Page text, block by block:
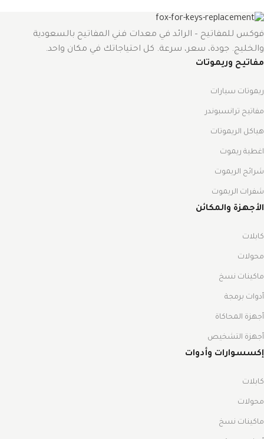
فوكس للمفاتيح – الرائد في معدات فني المفاتيح بالسعودية
والخليج. جودة، سعر، سرعة. كل احتياجاتك في مكان واحد.
مفاتيح وريموتات
ريموتات سيارات
مفاتيح ترانسبوندر
هياكل الريموتات
اغطية ريموت
شرائح الريموت
شفرات الريموت
الأجهزة والمكائن
كابلات
محولات
ماكينات نسخ
أدوات برمجة
أجهزة المحاكاة
أجهزة التشخيص
إكسسوارات وأدوات
كابلات
محولات
ماكينات نسخ